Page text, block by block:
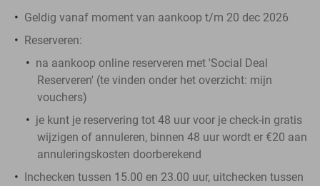
Geldig vanaf moment van aankoop t/m 20 dec 2026
Reserveren:
na aankoop online reserveren met 'Social Deal
Reserveren' (te vinden onder het overzicht: mijn
vouchers)
je kunt je reservering tot 48 uur voor je check-in gratis
wijzigen of annuleren, binnen 48 uur wordt er €20 aan
annuleringskosten doorberekend
Inchecken tussen 15.00 en 23.00 uur, uitchecken tussen